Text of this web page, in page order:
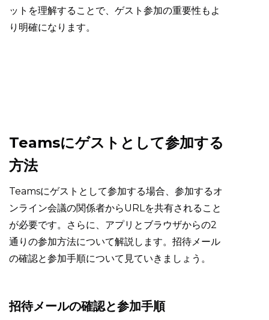
ットを理解することで、ゲスト参加の重要性もよ
り明確になります。
Teamsにゲストとして参加する
方法
Teamsにゲストとして参加する場合、参加するオ
ンライン会議の関係者からURLを共有されること
が必要です。さらに、アプリとブラウザからの2
通りの参加方法について解説します。招待メール
の確認と参加手順について見ていきましょう。
招待メールの確認と参加手順